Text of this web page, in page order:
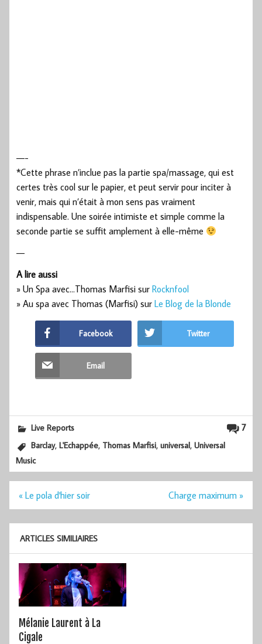
—-
*Cette phrase n’inclue pas la partie spa/massage, qui est
certes très cool sur le papier, et peut servir pour inciter à
venir, mais qui n’était à mon sens pas vraiment
indispensable. Une soirée intimiste et simple comme la
seconde partie se suffit amplement à elle-même
—
A lire aussi
» Un Spa avec…Thomas Marfisi sur Rocknfool
» Au spa avec Thomas (Marfisi) sur Le Blog de la Blonde
Facebook Twitter
Email
7
Live Reports
Barclay,L'Echappée, Thomas Marfisi,universal,Universal
Music
Navigation
l’article
« Le pola d'hier soir Charge maximum »
ARTICLES SIMILIAIRES
Mélanie Laurent à La
Cigale